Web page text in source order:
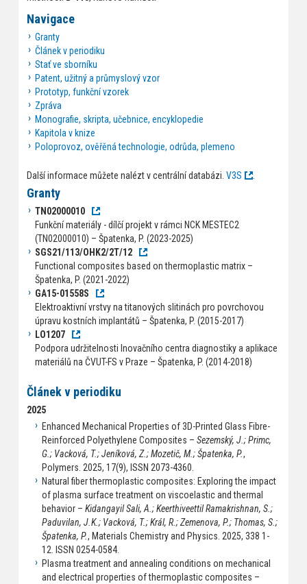
Navigace
Granty
Článek v periodiku
Stať ve sborníku
Patent, užitný a průmyslový vzor
Prototyp, funkční vzorek
Zpráva
Monografie, skripta, učebnice, encyklopedie
Kapitola v knize
Poloprovoz, ověřěná technologie, odrůda, plemeno
Další informace můžete nalézt v centrální databázi. V3S .
Granty
TN02000010
Funkční materiály - dílčí projekt v rámci NCK MESTEC2
(TN02000010) – Špatenka, P. (2023-2025)
SGS21/113/OHK2/2T/12
Functional composites based on thermoplastic matrix –
Špatenka, P. (2021-2022)
GA15-01558S
Elektroaktivní vrstvy na titanových slitinách pro povrchovou
úpravu kostních implantátů – Špatenka, P. (2015-2017)
LO1207
Podpora udržitelnosti Inovačního centra diagnostiky a aplikace
materiálů na ČVUT-FS v Praze – Špatenka, P. (2014-2018)
Článek v periodiku
2025
Enhanced Mechanical Properties of 3D-Printed Glass Fibre-
Reinforced Polyethylene Composites – Sezemský, J.; Primc,
G.; Vacková, T.; Jeníková, Z.; Mozetič, M.; Špatenka, P.,
Polymers. 2025, 17(9), ISSN 2073-4360.
Natural fiber thermoplastic composites: Exploring the impact
of plasma surface treatment on viscoelastic and thermal
behavior – Kidangayil Sali, A.; Keerthiveettil Ramakrishnan, S.;
Paduvilan, J.K.; Vacková, T.; Král, R.; Zemenova, P.; Thomas, S.;
Špatenka, P., Materials Chemistry and Physics. 2025, 338 1-
12. ISSN 0254-0584.
Plasma treatment and annealing conditions on mechanical
and electrical properties of thermoplastic composites –